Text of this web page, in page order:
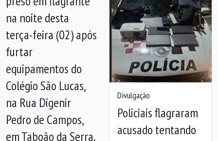
Divulgação
Policiais flagraram
acusado tentando
Anterior
na noite desta
terça-feira (02) após
furtar
equipamentos do
Colégio São Lucas,
na Rua Digenir
Pedro de Campos,
em Taboão da Serra.